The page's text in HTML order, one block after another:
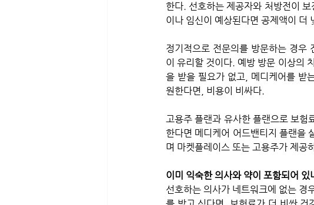
한다. 선호하는 제공자와 처방전이
이나 임신이 예상된다면 공제액이 더
정기적으로 전문의를 방문하는 경우
이 유리할 것이다. 예방 방문 이상의
을 받을 필요가 없고, 메디케어를 받
원한다면, 비용이 비싸다.
고용주 플랜과 유사한 플랜으로 보험
한다면 메디케어 어드밴티지 플랜을
며 마켓플레이스 또는 고용주가 제공
이미 익숙한 의사와 약이 포함되어 있
선호하는 의사가 네트워크에 없는 경